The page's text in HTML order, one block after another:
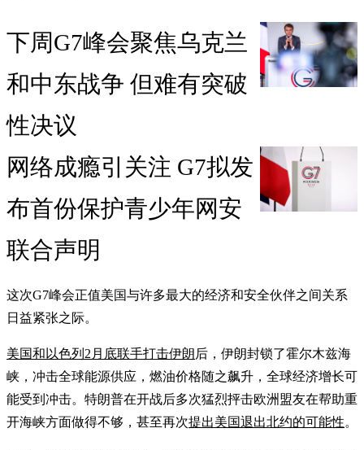
下周G7峰会聚焦乌克兰
和中东战争 但难有突破
性决议
网络成瘾引关注 G7拟发
布首份保护青少年网安
联合声明
这次G7峰会正值美国与许多最大的经济和安全伙伴之间关系
日益紧张之际。
美国和以色列2月底联手打击伊朗后，伊朗封锁了霍尔木兹海
峡，冲击全球能源供应，燃油价格随之飙升，全球经济增长可
能受到冲击。特朗普在开战后多次猛烈抨击欧洲盟友在帮助重
开海峡方面做得不够，甚至再次提出美国退出北约的可能性。